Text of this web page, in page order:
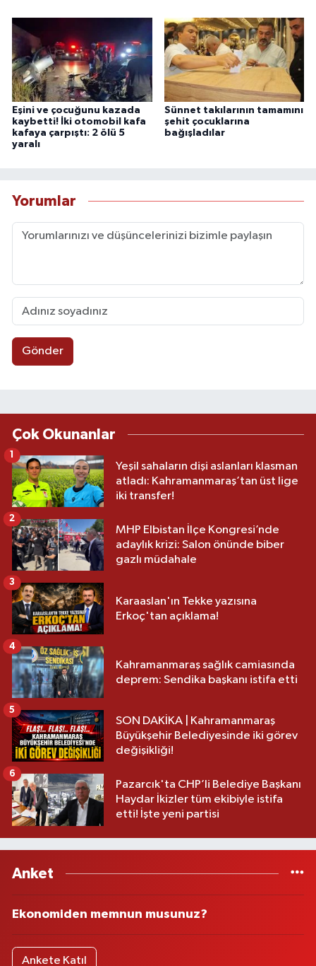
Eşini ve çocuğunu kazada
kaybetti! İki otomobil kafa
kafaya çarpıştı: 2 ölü 5
yaralı
Sünnet takılarının tamamını
şehit çocuklarına
bağışladılar
Yorumlar
Gönder
Çok Okunanlar
Yeşil sahaların dişi aslanları klasman
atladı: Kahramanmaraş’tan üst lige
iki transfer!
1
MHP Elbistan İlçe Kongresi’nde
adaylık krizi: Salon önünde biber
gazlı müdahale
2
Karaaslan'ın Tekke yazısına
Erkoç'tan açıklama!
3
Kahramanmaraş sağlık camiasında
deprem: Sendika başkanı istifa etti
4
SON DAKİKA | Kahramanmaraş
Büyükşehir Belediyesinde iki görev
değişikliği!
5
Pazarcık'ta CHP’li Belediye Başkanı
Haydar İkizler tüm ekibiyle istifa
etti! İşte yeni partisi
6
Anket
Ekonomiden memnun musunuz?
Ankete Katıl